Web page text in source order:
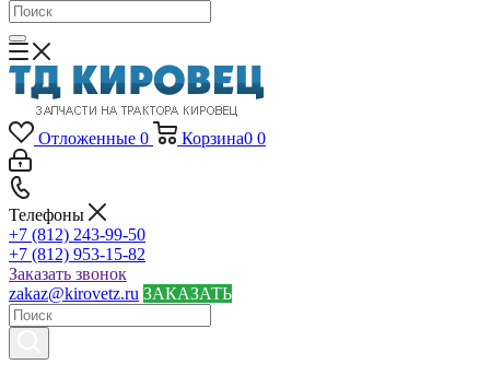
Отложенные 0 Корзина0 0
Телефоны
+7 (812) 243-99-50
+7 (812) 953-15-82
Заказать звонок
zakaz@kirovetz.ru ЗАКАЗАТЬ